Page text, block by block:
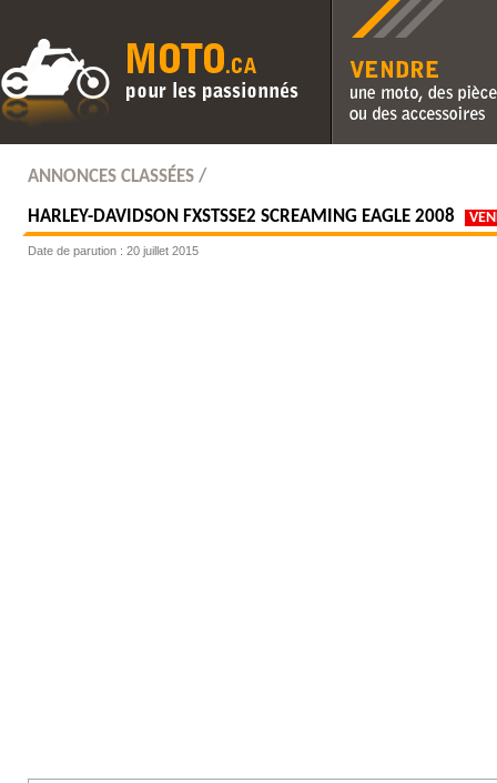
Vendre une moto, des
des accessoires
ANNONCES CLASSÉES /
HARLEY-DAVIDSON FXSTSSE2 SCREAMING EAGLE 2008
Date de parution : 20 juillet 2015